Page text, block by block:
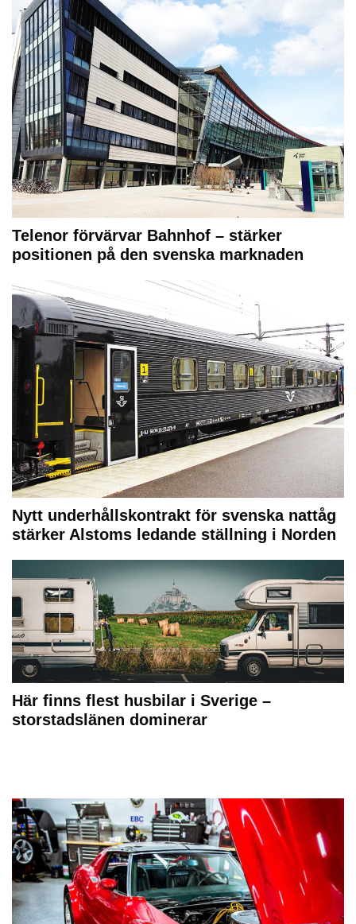
Telenor förvärvar Bahnhof – stärker
positionen på den svenska marknaden
Nytt underhållskontrakt för svenska nattåg
stärker Alstoms ledande ställning i Norden
Här finns flest husbilar i Sverige –
storstadslänen dominerar